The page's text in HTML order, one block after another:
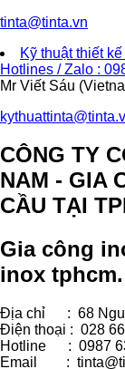
tinta@tinta.vn
Kỹ thuật thiết
Hotlines / Zalo :
Mr Viết Sáu
CÔNG TY
NAM - GIA
CẦU TẠI
Gia công
inox
Địa chỉ : 68
Điện thoại : 028
Hotline :
Email :